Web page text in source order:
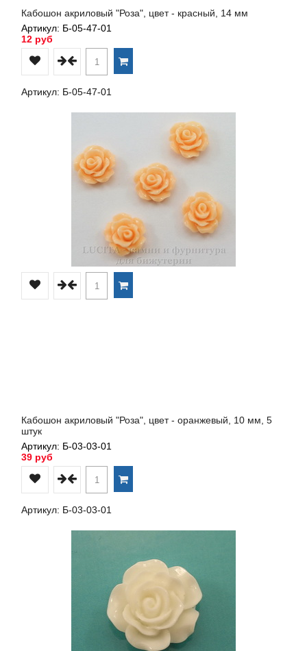
Кабошон акриловый "Роза", цвет - красный, 14 мм
Артикул: Б-05-47-01
12 руб
Артикул: Б-05-47-01
Кабошон акриловый "Роза", цвет - оранжевый, 10 мм, 5
штук
Артикул: Б-03-03-01
39 руб
Артикул: Б-03-03-01